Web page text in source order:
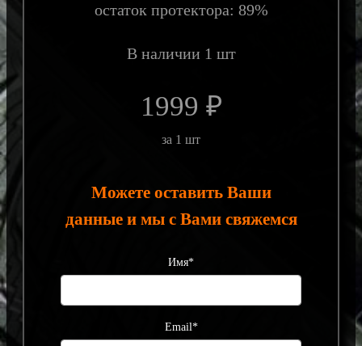
остаток протектора: 89%
В наличии 1 шт
1999 ₽
за 1 шт
Можете оставить Ваши
данные и мы с Вами свяжемся
Имя*
Email*